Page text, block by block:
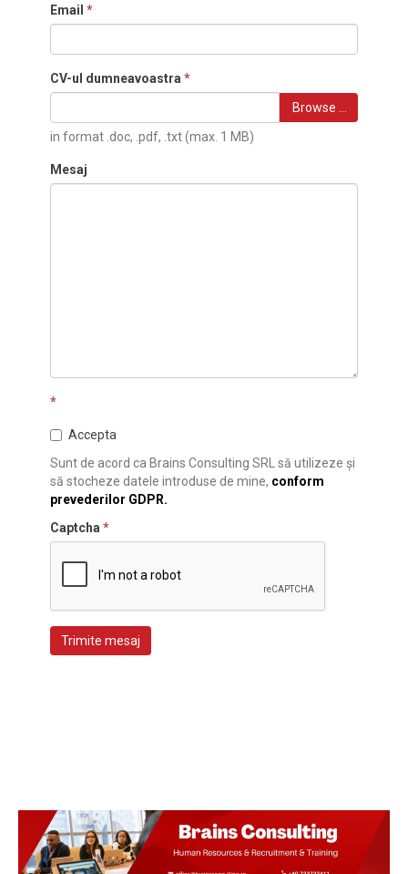
Email *
CV-ul dumneavoastra *
Browse …
in format .doc, .pdf, .txt (max. 1 MB)
Mesaj
*
Accepta
Sunt de acord ca Brains Consulting SRL să utilizeze și
să stocheze datele introduse de mine, conform
prevederilor GDPR.
Captcha *
Trimite mesaj